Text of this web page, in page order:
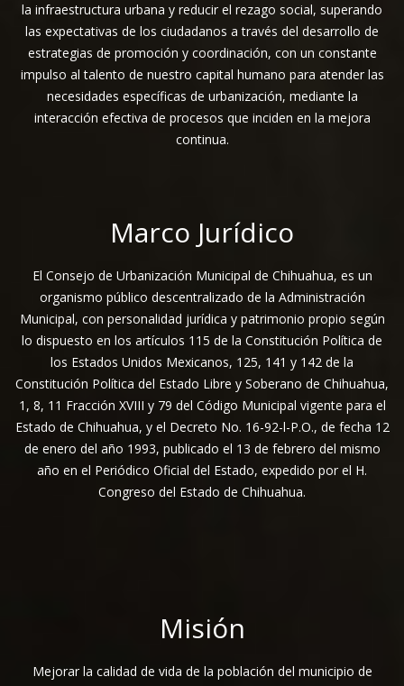
la infraestructura urbana y reducir el rezago social, superando
las expectativas de los ciudadanos a través del desarrollo de
estrategias de promoción y coordinación, con un constante
impulso al talento de nuestro capital humano para atender las
necesidades específicas de urbanización, mediante la
interacción efectiva de procesos que inciden en la mejora
continua.
Marco Jurídico
El Consejo de Urbanización Municipal de Chihuahua, es un
organismo público descentralizado de la Administración
Municipal, con personalidad jurídica y patrimonio propio según
lo dispuesto en los artículos 115 de la Constitución Política de
los Estados Unidos Mexicanos, 125, 141 y 142 de la
Constitución Política del Estado Libre y Soberano de Chihuahua,
1, 8, 11 Fracción XVIII y 79 del Código Municipal vigente para el
Estado de Chihuahua, y el Decreto No. 16-92-l-P.O., de fecha 12
de enero del año 1993, publicado el 13 de febrero del mismo
año en el Periódico Oficial del Estado, expedido por el H.
Congreso del Estado de Chihuahua.
Misión
Mejorar la calidad de vida de la población del municipio de